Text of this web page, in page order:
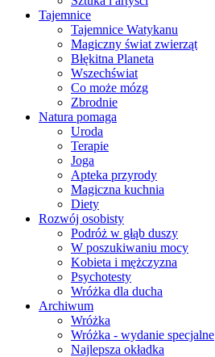
Tajemnice
Tajemnice Watykanu
Magiczny świat zwierząt
Błękitna Planeta
Wszechświat
Co może mózg
Zbrodnie
Natura pomaga
Uroda
Terapie
Joga
Apteka przyrody
Magiczna kuchnia
Diety
Rozwój osobisty
Podróż w głąb duszy
W poszukiwaniu mocy
Kobieta i mężczyzna
Psychotesty
Wróżka dla ducha
Archiwum
Wróżka
Wróżka - wydanie specjalne
Najlepsza okładka